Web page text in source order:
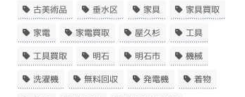
古美術品 垂水区 家具 家具買取
家電 家電買取 屋久杉 工具
工具買取 明石 明石市 機械
洗濯機 無料回収 発電機 着物